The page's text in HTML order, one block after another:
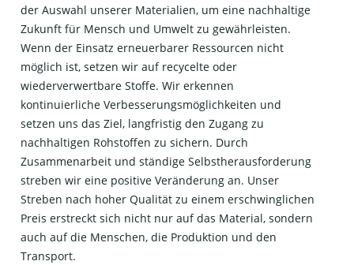
der Auswahl unserer Materialien, um eine nachhaltige
Zukunft für Mensch und Umwelt zu gewährleisten.
Wenn der Einsatz erneuerbarer Ressourcen nicht
möglich ist, setzen wir auf recycelte oder
wiederverwertbare Stoffe. Wir erkennen
kontinuierliche Verbesserungsmöglichkeiten und
setzen uns das Ziel, langfristig den Zugang zu
nachhaltigen Rohstoffen zu sichern. Durch
Zusammenarbeit und ständige Selbstherausforderung
streben wir eine positive Veränderung an. Unser
Streben nach hoher Qualität zu einem erschwinglichen
Preis erstreckt sich nicht nur auf das Material, sondern
auch auf die Menschen, die Produktion und den
Transport.